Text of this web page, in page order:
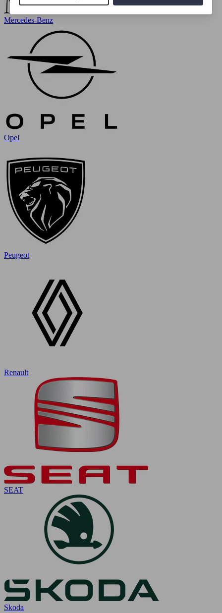
Mercedes-Benz
Opel
Peugeot
Renault
SEAT
Skoda